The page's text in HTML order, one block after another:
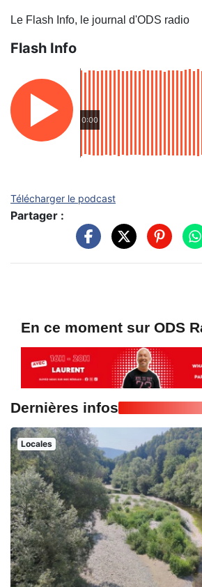
Le Flash Info, le journal d'ODS radio
Flash Info
0:00
Télécharger le podcast
Partager :
En ce moment sur ODS
Dernières infos
Locales